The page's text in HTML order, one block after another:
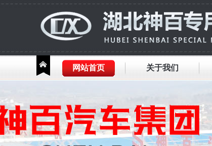
网站首页 关于我们